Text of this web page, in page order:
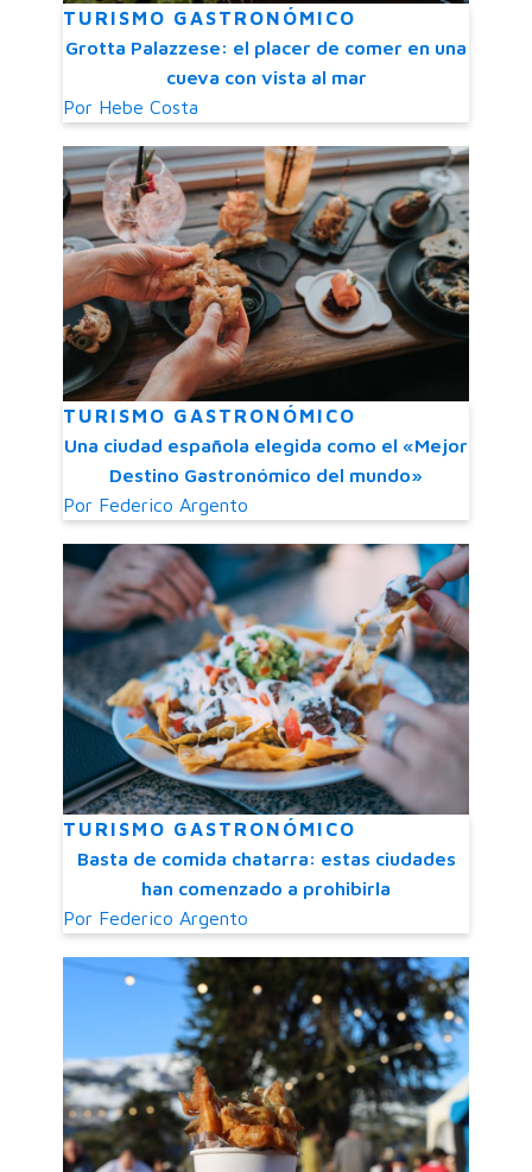
TURISMO GASTRONÓMICO
Grotta Palazzese: el placer de comer en una
cueva con vista al mar
Por Hebe Costa
TURISMO GASTRONÓMICO
Una ciudad española elegida como el «Mejor
Destino Gastronómico del mundo»
Por Federico Argento
TURISMO GASTRONÓMICO
Basta de comida chatarra: estas ciudades
han comenzado a prohibirla
Por Federico Argento